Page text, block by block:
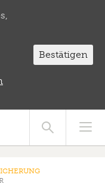
Bestätigen